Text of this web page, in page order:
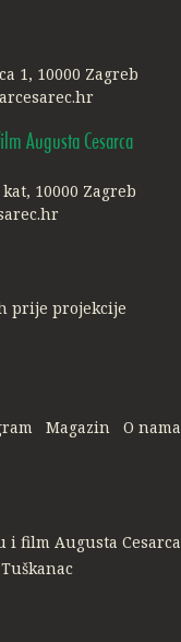
1, 10000 Zagreb
Augusta Cesarca
10000 Zagreb
prije projekcije
Magazin O nama
i film Augusta Cesarca